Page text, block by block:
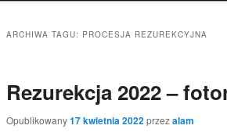
ARCHIWA TAGU: PROCESJA REZUREKCYJNA
Rezurekcja 2022 –
Opublikowany17 kwietnia 2022przezalam